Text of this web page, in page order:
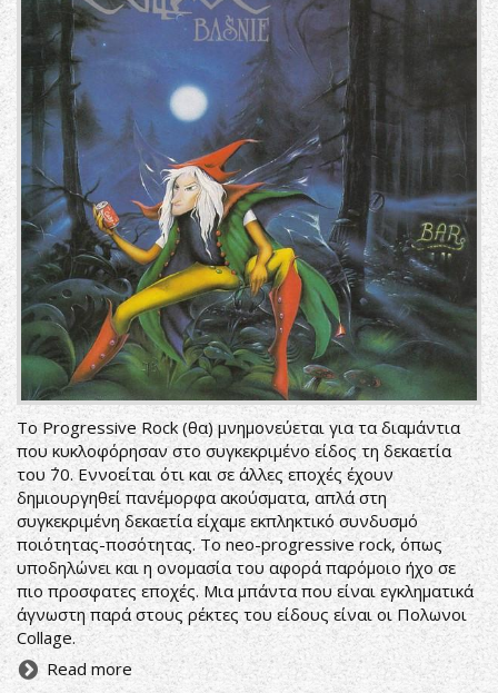
To Progressive Rock (θα) μνημονεύεται για τα διαμάντια
που κυκλοφόρησαν στο συγκεκριμένο είδος τη δεκαετία
του ΄70. Εννοείται ότι και σε άλλες εποχές έχουν
δημιουργηθεί πανέμορφα ακούσματα, απλά στη
συγκεκριμένη δεκαετία είχαμε εκπληκτικό συνδυσμό
ποιότητας-ποσότητας. Το neo-progressive rock, όπως
υποδηλώνει και η ονομασία του αφορά παρόμοιο ήχο σε
πιο προσφατες εποχές. Μια μπάντα που είναι εγκληματικά
άγνωστη παρά στους ρέκτες του είδους είναι οι Πολωνοι
Collage.
Read more